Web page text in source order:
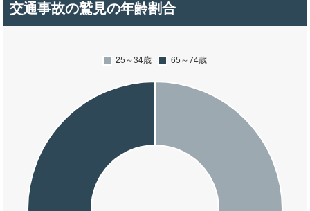
交通事故の鷲見の年齢割合